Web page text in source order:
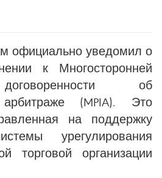
официально уведомил о
к Многосторонней
об
(MPIA). Это
на поддержку
урегулирования
торговой организации